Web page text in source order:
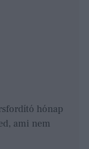
hónap
ami nem